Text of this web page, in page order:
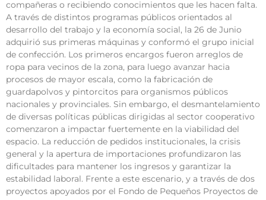
compañeras o recibiendo conocimientos que les hacen falta.
A través de distintos programas públicos orientados al
desarrollo del trabajo y la economía social, la 26 de Junio
adquirió sus primeras máquinas y conformó el grupo inicial
de confección. Los primeros encargos fueron arreglos de
ropa para vecinos de la zona, para luego avanzar hacia
procesos de mayor escala, como la fabricación de
guardapolvos y pintorcitos para organismos públicos
nacionales y provinciales. Sin embargo, el desmantelamiento
de diversas políticas públicas dirigidas al sector cooperativo
comenzaron a impactar fuertemente en la viabilidad del
espacio. La reducción de pedidos institucionales, la crisis
general y la apertura de importaciones profundizaron las
dificultades para mantener los ingresos y garantizar la
estabilidad laboral. Frente a este escenario, y a través de dos
proyectos apoyados por el Fondo de Pequeños Proyectos de